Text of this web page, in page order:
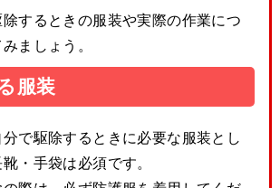
するときの服装や実際の作業につ
ましょう。
服装
で駆除するときに必要な服装とし
・手袋は必須です。